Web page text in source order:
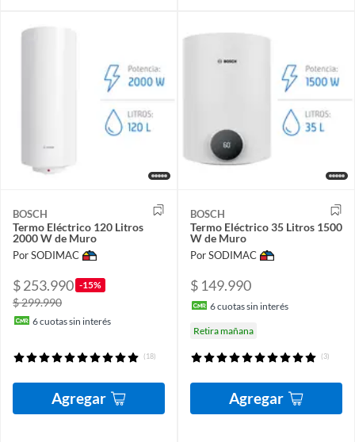
BOSCH
Termo Eléctrico 120 Litros
2000 W de Muro
Por SODIMAC
$ 253.990 -15%
$ 299.990
6cuotas sin interés
(18)
Agregar
BOSCH
Termo Eléctrico 35 Litros 1500
W de Muro
Por SODIMAC
$ 149.990
6cuotas sin interés
Retira mañana
(3)
Agregar